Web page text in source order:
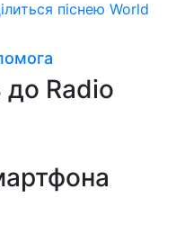
піснею World
Radio